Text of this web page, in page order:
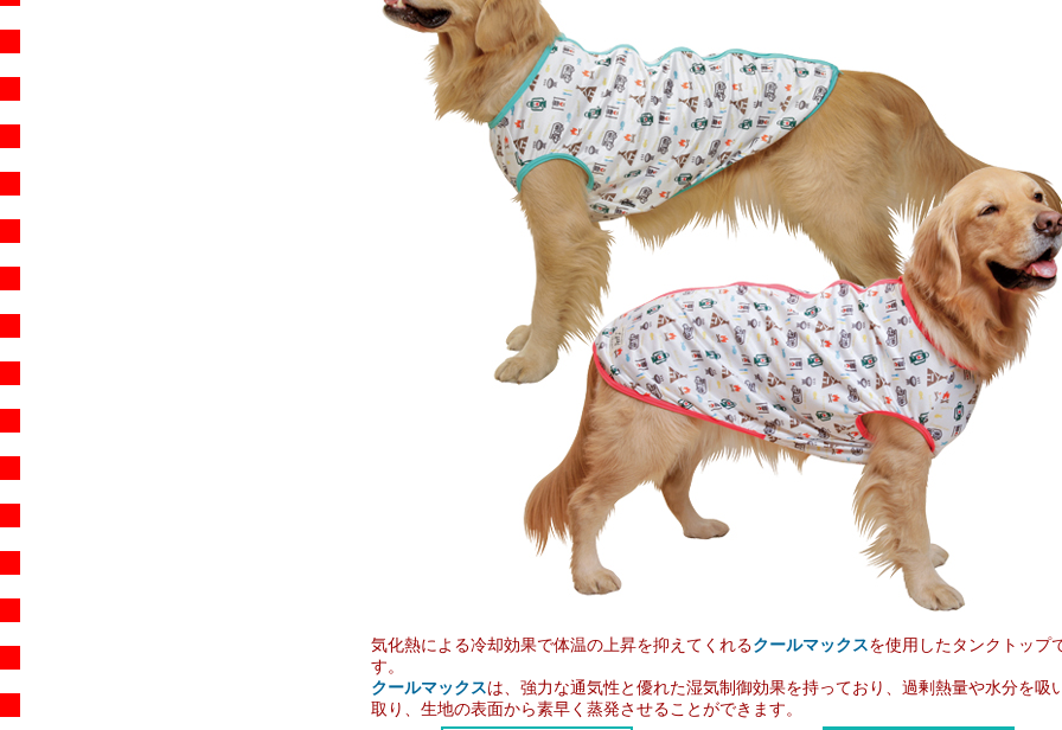
気化熱による冷却効果で体温の上昇を抑えてくれるクールマックスを使用したタンクトップ
す。
クールマックスは、強力な通気性と優れた湿気制御効果を持っており、過剰熱量や水分を吸
取り、生地の表面から素早く蒸発させることができます。